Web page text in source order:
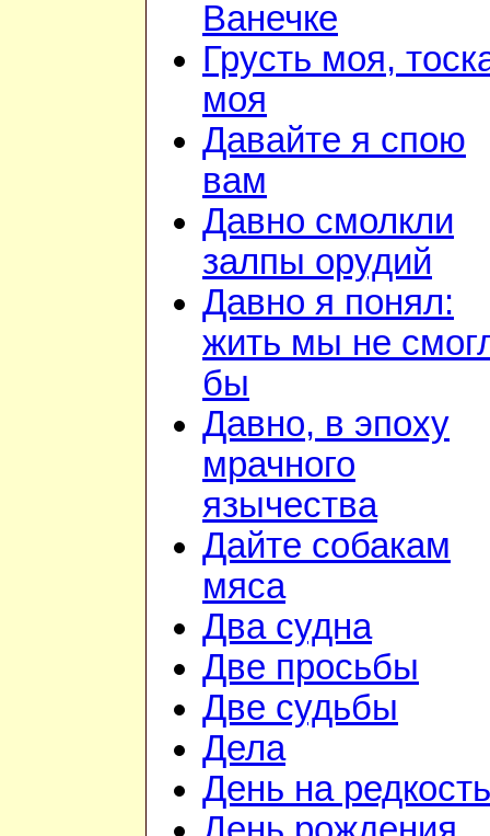
Ванечке
Грусть моя,
моя
Давайте я спою
вам
Давно смолкли
залпы орудий
Давно я понял:
жить мы не
бы
Давно, в эпоху
мрачного
язычества
Дайте собакам
мяса
Два судна
Две просьбы
Две судьбы
Дела
День на редкость